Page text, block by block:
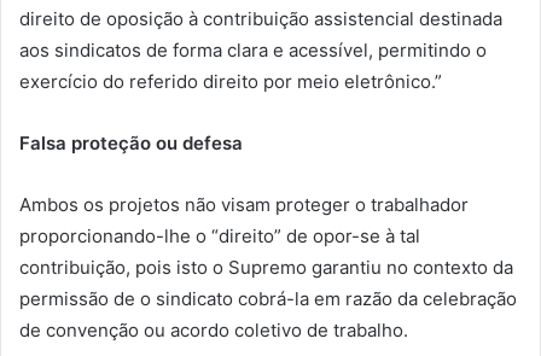
direito de oposição à contribuição assistencial destinada
aos sindicatos de forma clara e acessível, permitindo o
exercício do referido direito por meio eletrônico.”
Falsa proteção ou defesa
Ambos os projetos não visam proteger o trabalhador
proporcionando-lhe o “direito” de opor-se à tal
contribuição, pois isto o Supremo garantiu no contexto da
permissão de o sindicato cobrá-la em razão da celebração
de convenção ou acordo coletivo de trabalho.